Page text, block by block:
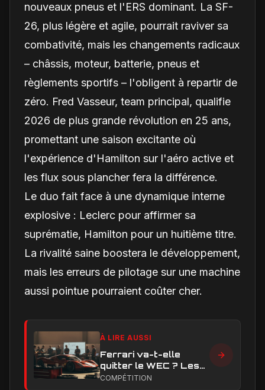
nouveaux pneus et l'ERS dominant. La SF-
26, plus légère et agile, pourrait raviver sa
combativité, mais les changements radicaux
– châssis, moteur, batterie, pneus et
règlements sportifs – l'obligent à repartir de
zéro. Fred Vasseur, team principal, qualifie
2026 de plus grande révolution en 25 ans,
promettant une saison excitante où
l'expérience d'Hamilton sur l'aéro active et
les flux sous plancher fera la différence.
Le duo fait face à une dynamique interne
explosive : Leclerc pour affirmer sa
suprématie, Hamilton pour un huitième titre.
La rivalité saine boostera le développement,
mais les erreurs de pilotage sur une machine
aussi pointue pourraient coûter cher.
À LIRE AUSSI
Ferrari va-t-elle
quitter le WEC ? Les
vrais enjeux
COMPÉTITION